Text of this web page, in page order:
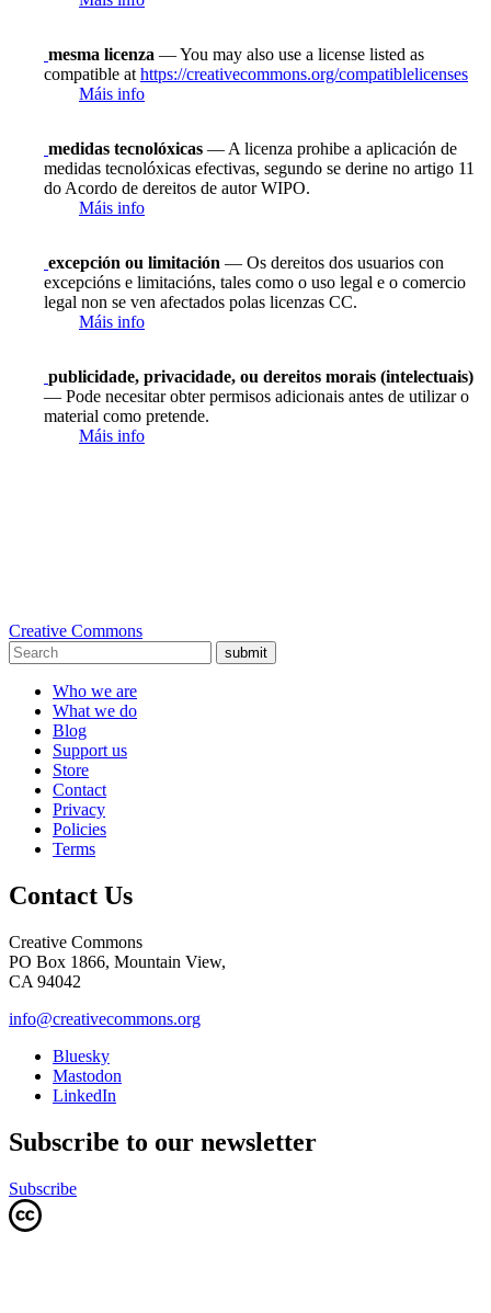
mesma licenza — You may also use a license listed as
compatible at https://creativecommons.org/compatiblelicenses
Máis info
medidas tecnolóxicas — A licenza prohibe a aplicación de
medidas tecnolóxicas efectivas, segundo se derine no artigo 11
do Acordo de dereitos de autor WIPO.
Máis info
excepción ou limitación — Os dereitos dos usuarios con
excepcións e limitacións, tales como o uso legal e o comercio
legal non se ven afectados polas licenzas CC.
Máis info
publicidade, privacidade, ou dereitos morais (intelectuais)
— Pode necesitar obter permisos adicionais antes de utilizar o
material como pretende.
Máis info
Creative Commons
submit
Who we are
What we do
Blog
Support us
Store
Contact
Privacy
Policies
Terms
Contact Us
Creative Commons
PO Box 1866, Mountain View,
CA 94042
info@creativecommons.org
Bluesky
Mastodon
LinkedIn
Subscribe to our newsletter
Subscribe